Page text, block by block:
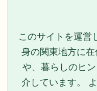
このサイトを運営
身の関東地方に
や、暮らしのヒ
介しています。